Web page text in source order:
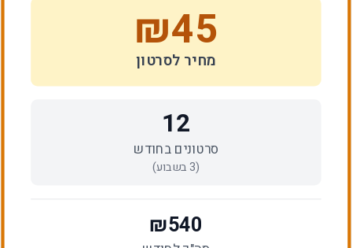
₪45
מחיר לסרטון
12
סרטונים בחודש
(
3בשבוע)
₪540